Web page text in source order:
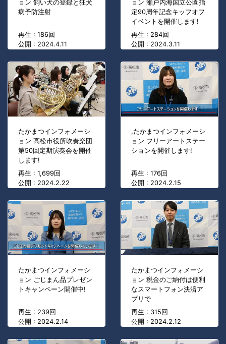
ョン 飼い犬の登録と狂犬
病予防注射
再生 : 186回
公開 : 2024.4.11
ョン 瀬戸内海国立公園指
定90周年記念キッフオフ
イベントを開催します!
再生 : 284回
公開 : 2024.3.11
たかまつインフォメーシ
ョン 高松市役所吹奏楽団
第50回定期演奏会を開催
します!
再生 : 1,699回
公開 : 2024.2.22
,たかまつインフォメーシ
ョン フリーアートステー
ションを開催します!
再生 : 176回
公開 : 2024.2.15
たかまつインフォメーシ
ョン ごじまん品プレゼン
トキャンペーン開催中!
再生 : 239回
公開 : 2024.2.14
たかまつインフォメーシ
ョン 税金のご納付は便利
なスマートフォン決済ア
プリで
再生 : 315回
公開 : 2024.2.12